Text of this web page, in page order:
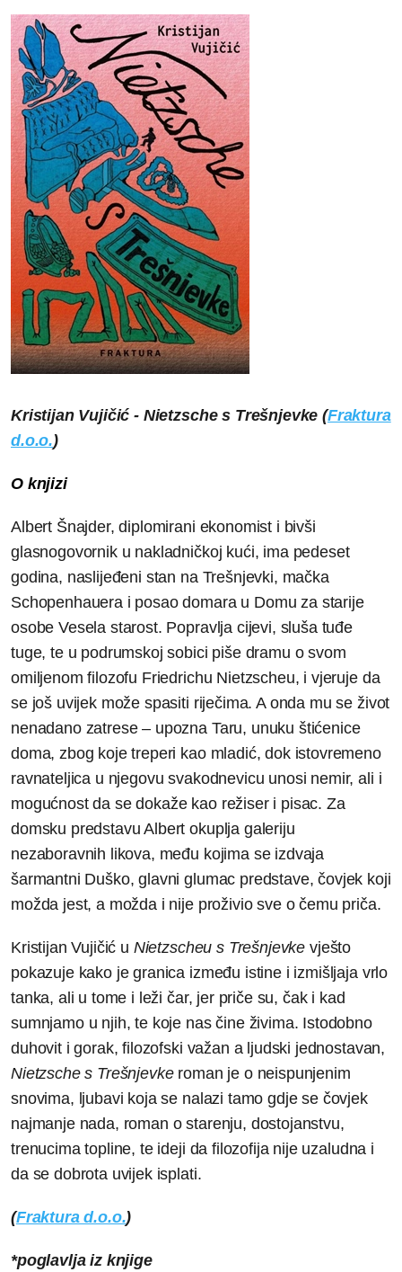
Kristijan Vujičić - Nietzsche s Trešnjevke (Fraktura
d.o.o.)
O knjizi
Albert Šnajder, diplomirani ekonomist i bivši
glasnogovornik u nakladničkoj kući, ima pedeset
godina, naslijeđeni stan na Trešnjevki, mačka
Schopenhauera i posao domara u Domu za starije
osobe Vesela starost. Popravlja cijevi, sluša tuđe
tuge, te u podrumskoj sobici piše dramu o svom
omiljenom filozofu Friedrichu Nietzscheu, i vjeruje da
se još uvijek može spasiti riječima. A onda mu se život
nenadano zatrese – upozna Taru, unuku štićenice
doma, zbog koje treperi kao mladić, dok istovremeno
ravnateljica u njegovu svakodnevicu unosi nemir, ali i
mogućnost da se dokaže kao režiser i pisac. Za
domsku predstavu Albert okuplja galeriju
nezaboravnih likova, među kojima se izdvaja
šarmantni Duško, glavni glumac predstave, čovjek koji
možda jest, a možda i nije proživio sve o čemu priča.
Kristijan Vujičić u Nietzscheu s Trešnjevke vješto
pokazuje kako je granica između istine i izmišljaja vrlo
tanka, ali u tome i leži čar, jer priče su, čak i kad
sumnjamo u njih, te koje nas čine živima. Istodobno
duhovit i gorak, filozofski važan a ljudski jednostavan,
Nietzsche s Trešnjevkeroman je o neispunjenim
snovima, ljubavi koja se nalazi tamo gdje se čovjek
najmanje nada, roman o starenju, dostojanstvu,
trenucima topline, te ideji da filozofija nije uzaludna i
da se dobrota uvijek isplati.
(Fraktura d.o.o.)
*poglavlja iz knjige